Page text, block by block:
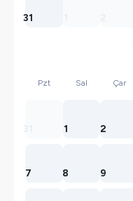
31
Pzt Sal Çar
1 2
7 8 9